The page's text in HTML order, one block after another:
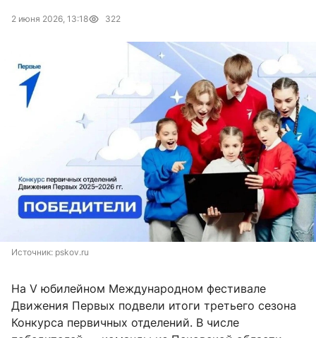
2 июня 2026, 13:18 322
Источник: pskov.ru
На V юбилейном Международном фестивале
Движения Первых подвели итоги третьего сезона
Конкурса первичных отделений. В числе